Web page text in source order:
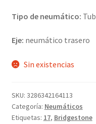
Tipo de neumático:
Eje: neumático trasero
Sin existencias
SKU: 3286342164113
Categoría: Neumáticos
Etiquetas: 17, Bridgestone